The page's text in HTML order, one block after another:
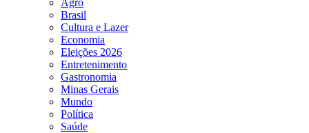
Brasil
Cultura e Lazer
Economia
Eleições 2026
Entretenimento
Gastronomia
Minas Gerais
Mundo
Política
Saúde